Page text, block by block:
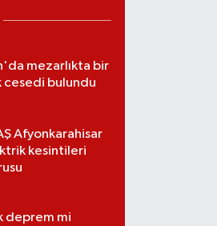
mezarlıkta bir
cesedi bulundu
Afyonkarahisar
kesintileri
deprem mi